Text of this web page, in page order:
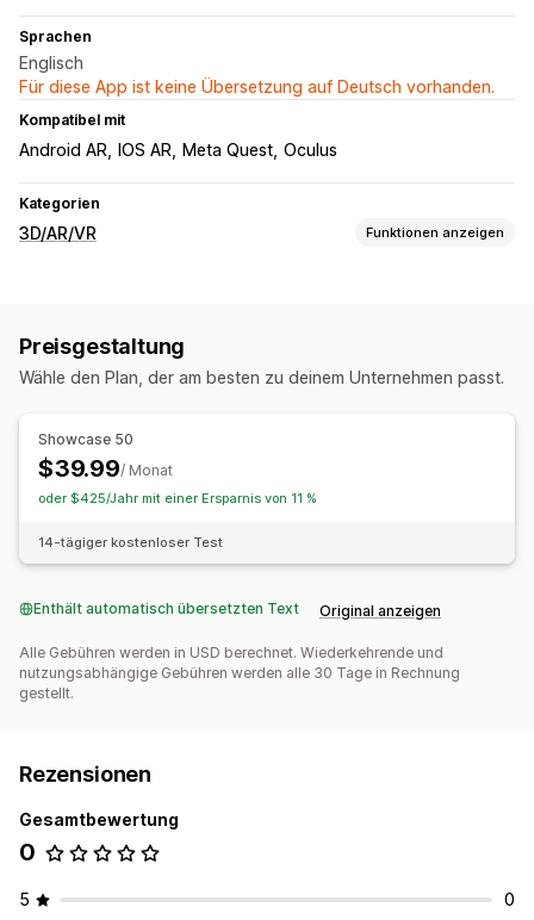
Sprachen
Englisch
Für diese App ist keine Übersetzung auf Deutsch vorhanden.
Kompatibel mit
Android AR IOS AR Meta Quest Oculus
Kategorien
3D/AR/VR Funktionen anzeigen
Virtuelle Realität
Animationen
Live-Vorschau
Preisgestaltung
Wähle den Plan, der am besten zu deinem Unternehmen passt.
Showcase 50
$39.99/ Monat
oder $425/Jahr mit einer Ersparnis von 11 %
14-tägiger kostenloser Test
Enthält automatisch übersetzten Text Original anzeigen
Alle Gebühren werden in USD berechnet. Wiederkehrende und
nutzungsabhängige Gebühren werden alle 30 Tage in Rechnung
gestellt.
Rezensionen
Gesamtbewertung
0
5 0